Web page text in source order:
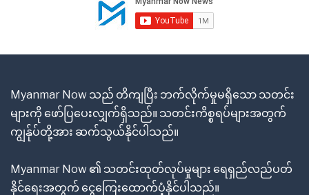
Myanmar Now သည် တိကျပြီး ဘက်လိုက်မှုမရှိသော သတင်း
များကို ဖော်ပြပေးလျှက်ရှိသည်။ သတင်းကိစ္စရပ်များအတွက်
ကျွန်ုပ်တို့အား ဆက်သွယ်နိုင်ပါသည်။
Myanmar Now ၏ သတင်းထုတ်လုပ်မှုများ ရေရှည်လည်ပတ်
နိုင်ရေးအတွက် ငွေကြေးထောက်ပံ့နိုင်ပါသည်။